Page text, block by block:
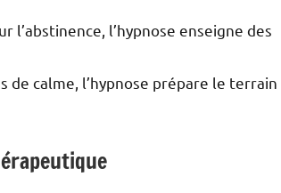
l’abstinence, l’hypnose enseigne des
de calme, l’hypnose prépare le terrain